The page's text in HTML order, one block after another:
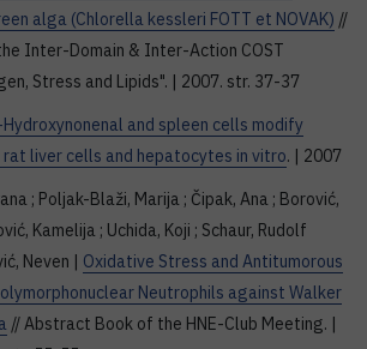
alga (Chlorella kessleri FOTT et NOVAK) //
Inter-Domain & Inter-Action COST
Stress and Lipids". | 2007. str. 37-37
and spleen cells modify
liver cells and hepatocytes in vitro. | 2007
; Poljak-Blaži, Marija ; Čipak, Ana ; Borović,
Kamelija ; Uchida, Koji ; Schaur, Rudolf
Neven | Oxidative Stress and Antitumorous
Neutrophils against Walker
// Abstract Book of the HNE-Club Meeting. |